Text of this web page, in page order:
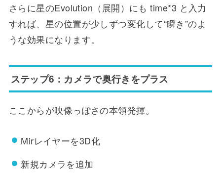
さらに星のEvolution（展開）にも time*3 と入力
すれば、星の位置が少しずつ変化して“瞬き”のよ
うな効果になります。
ステップ6：カメラで奥行きをプラス
ここからが映像っぽさの本領発揮。
Mirレイヤーを3D化
新規カメラを追加